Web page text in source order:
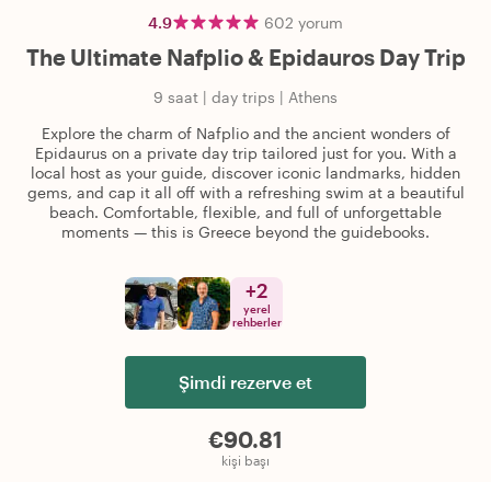
4.9 602 yorum
The Ultimate Nafplio & Epidauros Day Trip
9 saat | day trips | Athens
Explore the charm of Nafplio and the ancient wonders of
Epidaurus on a private day trip tailored just for you. With a
local host as your guide, discover iconic landmarks, hidden
gems, and cap it all off with a refreshing swim at a beautiful
beach. Comfortable, flexible, and full of unforgettable
moments — this is Greece beyond the guidebooks.
Şimdi rezerve et
€90.81
kişi başı
+2
yerel
rehberler